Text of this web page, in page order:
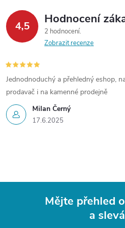
4,5 Hodnocení
2 hodnocení
Zobrazit recenze
Milan Černý
17.6.2025
Jednodnoduchý a přehledný eshop,
prodavač i na kamenné prodejně
Mějte přehled
a